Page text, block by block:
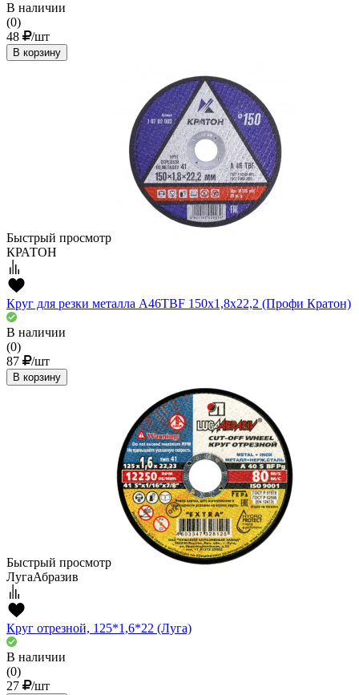
В наличии
(0)
48
/шт
В корзину
Быстрый просмотр
КРАТОН
Круг для резки металла A46TBF 150х1,8х22,2 (Профи Кратон)
В наличии
(0)
87
/шт
В корзину
Быстрый просмотр
ЛугаАбразив
Круг отрезной, 125*1,6*22 (Луга)
В наличии
(0)
27
/шт